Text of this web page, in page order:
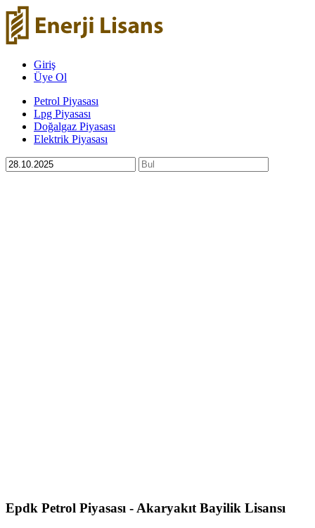
Giriş
Üye Ol
Petrol Piyasası
Lpg Piyasası
Doğalgaz Piyasası
Elektrik Piyasası
Epdk Petrol Piyasası - Akaryakıt Bayilik Lisansı